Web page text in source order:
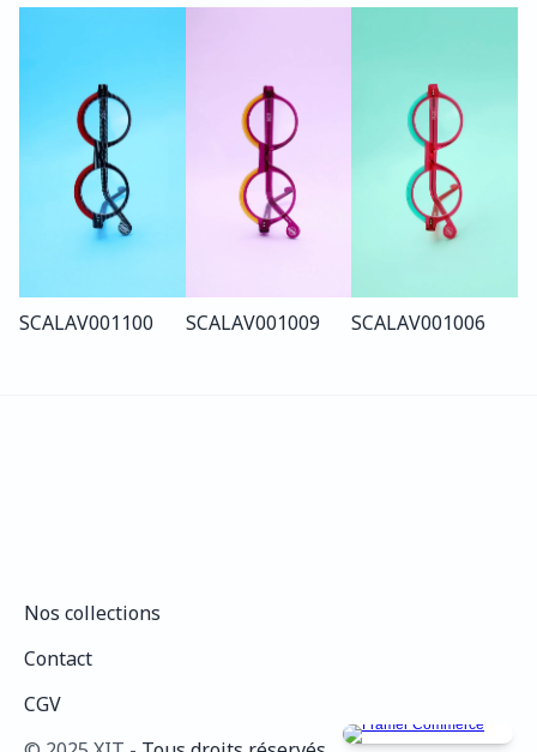
SCALAV001100 SCALAV001009 SCALAV001006
Nos collections
Contact
CGV